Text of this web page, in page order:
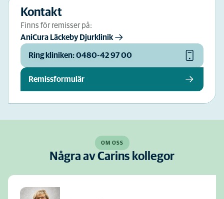
Kontakt
Finns för remisser på:
AniCura Läckeby Djurklinik
Ring kliniken: 0480-42 97 00
Remissformulär
OM OSS
Några av Carins kollegor